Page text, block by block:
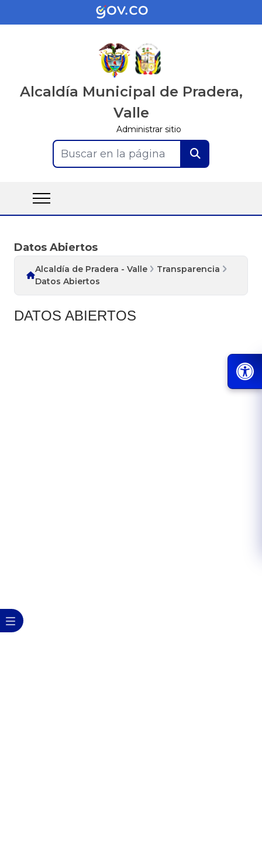
Alcaldía Municipal de Pradera,
Valle
Administrar sitio
Buscar en la página
Datos Abiertos
Alcaldía de Pradera - Valle
Transparencia
Datos Abiertos
DATOS ABIERTOS